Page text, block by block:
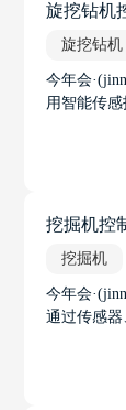
旋挖钻机
旋挖钻机
今年会
用智能传
挖掘机控
挖掘机
今年会
通过传感
称重系统
展，其革